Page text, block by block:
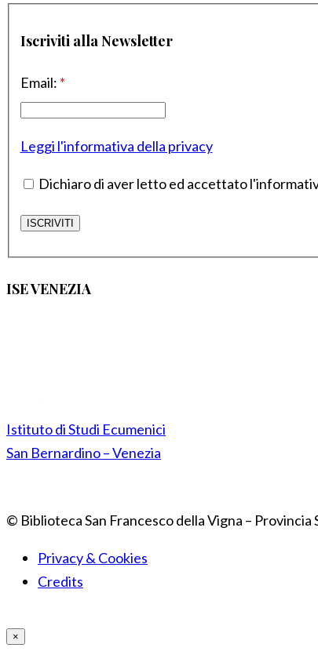
Iscriviti alla Newsletter
Email: *
Leggi l'informativa della privacy
Dichiaro di aver letto ed accettato
ISE VENEZIA
Istituto di Studi Ecumenici
San Bernardino – Venezia
© Biblioteca San Francesco della Vigna –
Privacy & Cookies
Credits
×